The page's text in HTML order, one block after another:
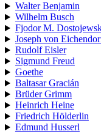
Walter Benjamin
Wilhelm Busch
Fjodor M.
Joseph von
Rudolf Eisler
Sigmund Freud
Goethe
Baltasar Gracián
Brüder Grimm
Heinrich Heine
Friedrich Hölderlin
Edmund Husserl